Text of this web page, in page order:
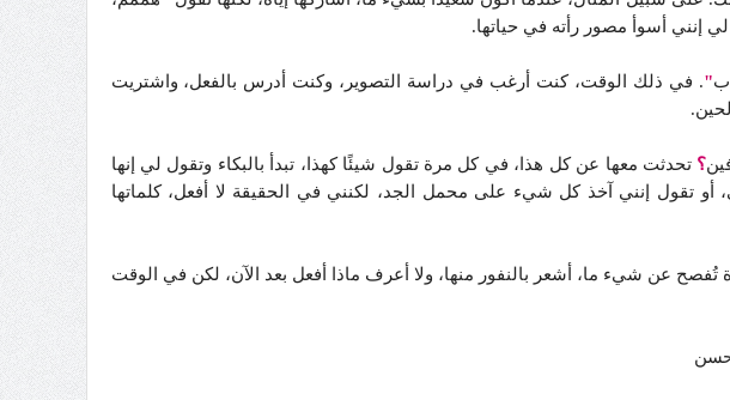
لي إنني أسوأ مصور رأته في حياتها.
". في ذلك الوقت، كنت أرغب في دراسة التصوير، وكنت أدرس بالفعل، واشتريت
؟ تحدثت معها عن كل هذا، في كل مرة تقول شيئًا كهذا، تبدأ بالبكاء وتقول لي إنها
أو تقول إنني آخذ كل شيء على محمل الجد، لكنني في الحقيقة لا أفعل، كلماتها
عن شيء ما، أشعر بالنفور منها، ولا أعرف ماذا أفعل بعد الآن، لكن في الوقت